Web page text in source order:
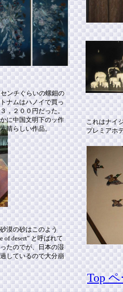
ンチぐらいの螺鈿の
ナムはハノイで買っ
，２００円だった。
に中国文明下のッ作
晴らしい作品。
これはナイ
プレミアホ
漠の砂はこのよう
of desert" と呼ばれて
たのでが、日本の湿
しているので大分崩
Top